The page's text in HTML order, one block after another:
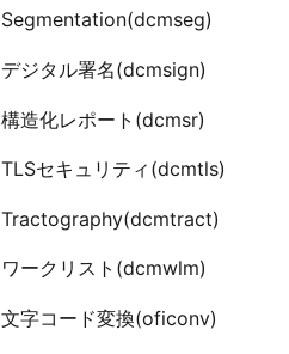
Segmentation(dcmseg)
デジタル署名(dcmsign)
構造化レポート(dcmsr)
TLSセキュリティ(dcmtls)
Tractography(dcmtract)
ワークリスト(dcmwlm)
文字コード変換(oficonv)